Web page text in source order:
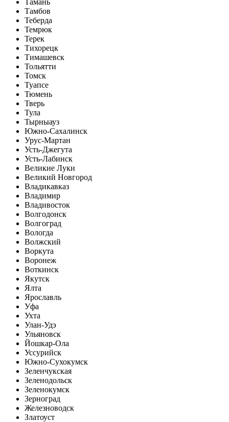
Тамань
Тамбов
Теберда
Темрюк
Терек
Тихорецк
Тимашевск
Тольятти
Томск
Туапсе
Тюмень
Тверь
Тула
Тырныауз
Южно-Сахалинск
Урус-Мартан
Усть-Джегута
Усть-Лабинск
Великие Луки
Великий Новгород
Владикавказ
Владимир
Владивосток
Волгодонск
Волгоград
Вологда
Волжский
Воркута
Воронеж
Воткинск
Якутск
Ялта
Ярославль
Уфа
Ухта
Улан-Удэ
Ульяновск
Йошкар-Ола
Уссурийск
Южно-Сухокумск
Зеленчукская
Зеленодольск
Зеленокумск
Зерноград
Железноводск
Златоуст